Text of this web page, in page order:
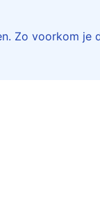
Zo voorkom je